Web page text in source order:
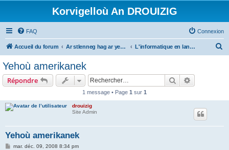
Korvigelloù An DROUIZIG
FAQ Connexion
Accueil du forum Ar stlenneg hag ar yezhoù bihan er bed a-bezh L'informatique en langues régionales et minoritaires
Yehoù amerikanek
Répondre Rechercher
1 message • Page 1 sur 1
drouizig
Site Admin
Yehoù amerikanek
Mmar. déc. 09, 2008 8:34 pm